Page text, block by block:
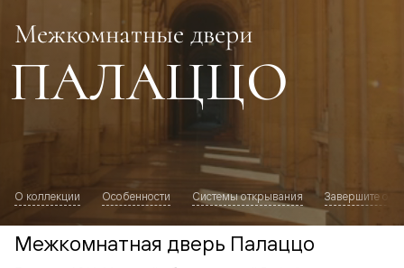
Межкомнатные двери
ПАЛАЦЦО
О коллекции Особенности Системы открывания Завершите
Межкомнатная дверь Палаццо